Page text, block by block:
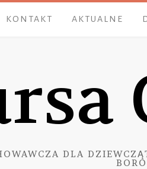
KONTAKT AKTUALNE
DLA